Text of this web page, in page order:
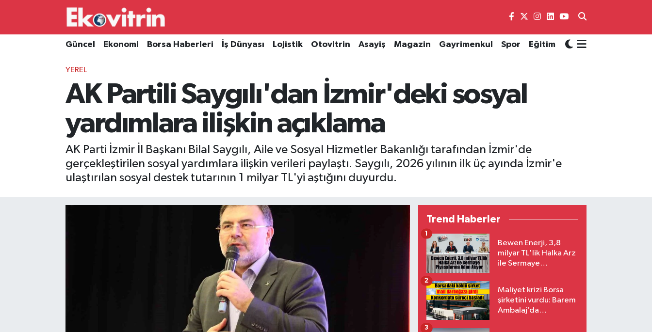
Güncel Ekonomi Borsa Haberleri İş Dünyası Lojistik Otovitrin Asayiş Magazin Gayrimenkul Spor Eğitim
YEREL
AK Partili Saygılı'dan İzmir'deki sosyal
yardımlara ilişkin açıklama
AK Parti İzmir İl Başkanı Bilal Saygılı, Aile ve Sosyal Hizmetler Bakanlığı tarafından İzmir'de
gerçekleştirilen sosyal yardımlara ilişkin verileri paylaştı. Saygılı, 2026 yılının ilk üç ayında İzmir'e
ulaştırılan sosyal destek tutarının 1 milyar TL'yi aştığını duyurdu.
Trend Haberler
Bewen Enerji, 3,8
milyar TL'lik Halka Arz
ile Sermaye
1
Maliyet krizi Borsa
şirketini vurdu: Barem
Ambalaj’da
2
3
Güncel
Borsa Haberleri
Hava Durumu
Süper Lig Puan Durumu ve Fikstür
Son Dakika Haberleri
Haber Arşivi